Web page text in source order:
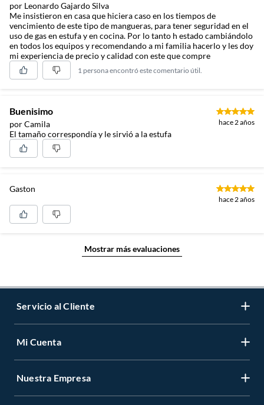
por Leonardo Gajardo Silva
Me insistieron en casa que hiciera caso en los tiempos de
vencimiento de este tipo de mangueras, para tener seguridad en el
uso de gas en estufa y en cocina. Por lo tanto h estado cambiándolo
en todos los equipos y recomendando a mi familia hacerlo y les doy
mi experiencia de precio y calidad con este que compre
1 persona encontró este comentario útil.
Buenisimo
por Camila hace 2 años
El tamaño correspondía y le sirvió a la estufa
Gaston
hace 2 años
Mostrar más evaluaciones
Servicio al Cliente
Contáctanos
Mi Cuenta
Registrate
Nuestra Empresa